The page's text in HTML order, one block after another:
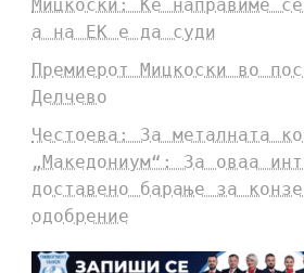
Мицкоски: Ќе направиме
а на ЕК е да суди
Премиерот Мицкоски во
Делчево
Честоева: За металната
„Македониум“: За оваа
доставено барање за
одобрение